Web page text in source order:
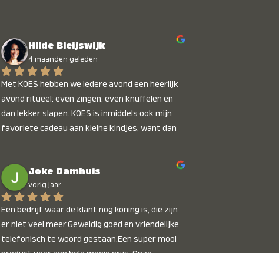
Hilde Bleijswijk
4 maanden geleden
Met KOES hebben we iedere avond een heerlijk
avond ritueel: even zingen, even knuffelen en
dan lekker slapen. KOES is inmiddels ook mijn
favoriete cadeau aan kleine kindjes, want dan
onbetaalbaar :)
Joke Damhuis
vorig jaar
Een bedrijf waar de klant nog koning is, die zijn
er niet veel meer.Geweldig goed en vriendelijke
telefonisch te woord gestaan.Een super mooi